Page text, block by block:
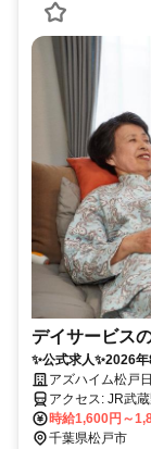
デイサービス
✨公式求人✨2026
界未経験の方も歓
アズハイム松戸
アクセス: JR武蔵野線『新八柱』駅 または 京成松戸線『八柱』駅よ
りとほ8分
時給1,600円～
千葉県松戸市